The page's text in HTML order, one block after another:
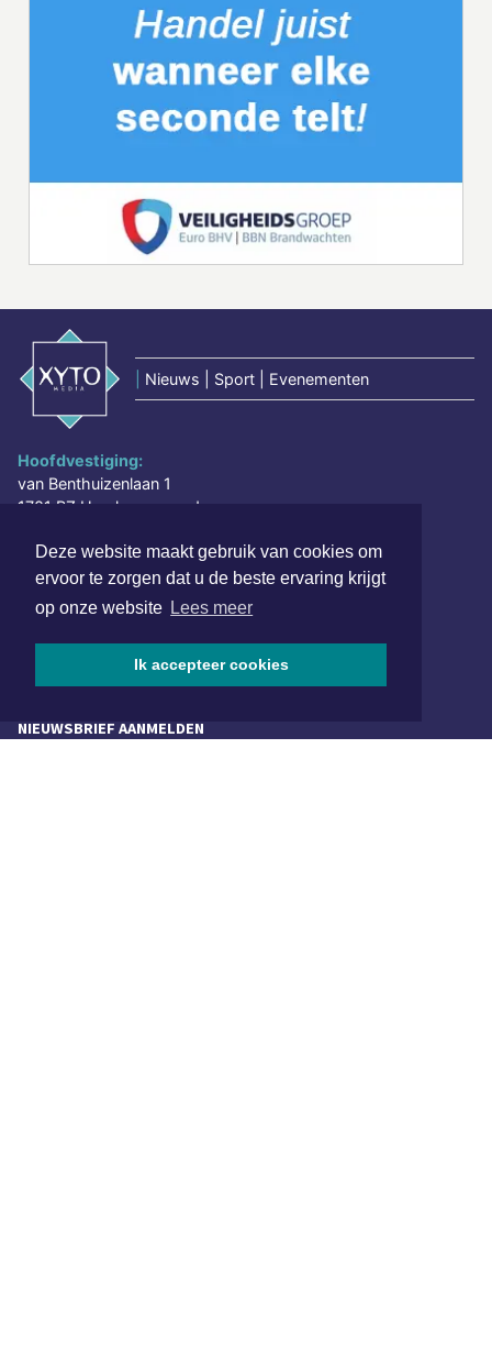
Deze website maakt gebruik van cookies om
ervoor te zorgen dat u de beste ervaring krijgt
op onze website Lees meer
Ik accepteer cookies
Nieuws | Sport | Evenementen
Hoofdvestiging:
van Benthuizenlaan 1
1701 BZ Heerhugowaard
072 8200 600
redactie@xyto.nl
www.xyto.nl
SOCIAL MEDIA
NIEUWSBRIEF AANMELDEN